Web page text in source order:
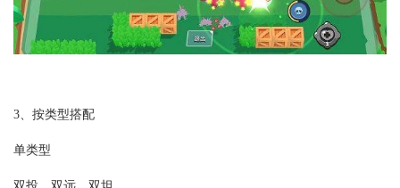
3、按类型搭配
单类型